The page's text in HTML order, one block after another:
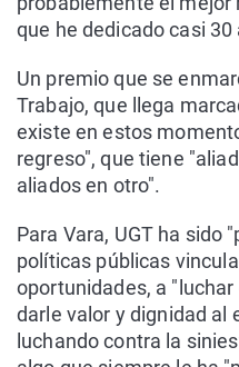
que he dedicado casi 30
Un premio que se
Trabajo, que llega
existe en estos
regreso", que tiene
aliados en otro".
Para Vara, UGT ha sido
políticas públicas
oportunidades, a
darle valor y dignidad al
luchando contra la